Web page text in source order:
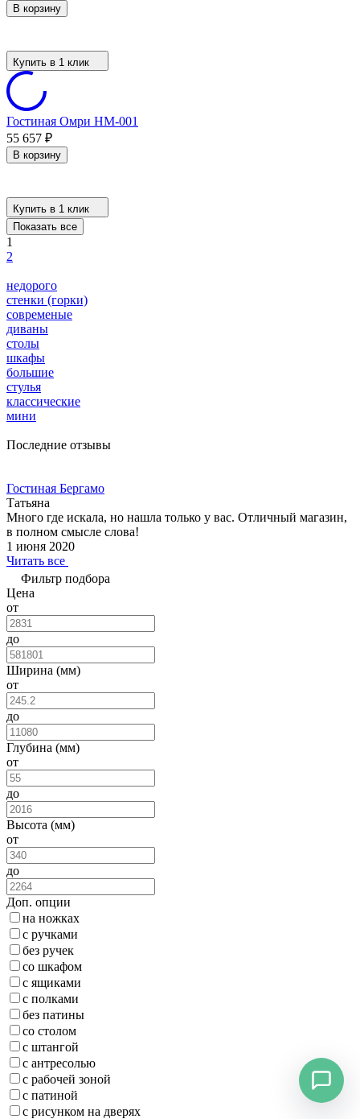
В корзину
Купить в 1 клик
Гостиная Омри НМ-001
55 657 ₽
В корзину
Купить в 1 клик
Показать все
1
2
недорого
стенки (горки)
современые
диваны
столы
шкафы
большие
стулья
классические
мини
Последние отзывы
Гостиная Бергамо
Татьяна
Много где искала, но нашла только у вас. Отличный магазин,
в полном смысле слова!
1 июня 2020
Читать все
Фильтр подбора
Цена
от
до
Ширина (мм)
от
до
Глубина (мм)
от
до
Высота (мм)
от
до
Доп. опции
на ножках
с ручками
без ручек
со шкафом
с ящиками
с полками
без патины
со столом
с штангой
с антресолью
с рабочей зоной
с патиной
с рисунком на дверях